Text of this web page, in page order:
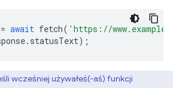
= await fetch( 'https://
. statusText);
wcześniej używałeś(-aś) funkcji